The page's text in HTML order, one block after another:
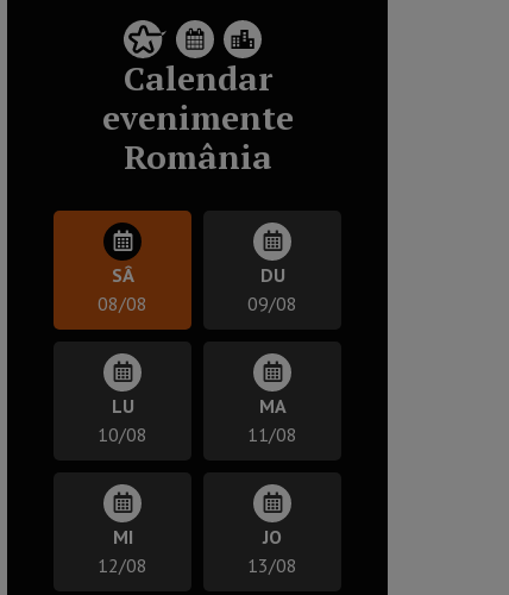
Calendar
evenimente
România
SÂ
08/08
DU
09/08
LU
10/08
MA
11/08
MI
12/08
JO
13/08